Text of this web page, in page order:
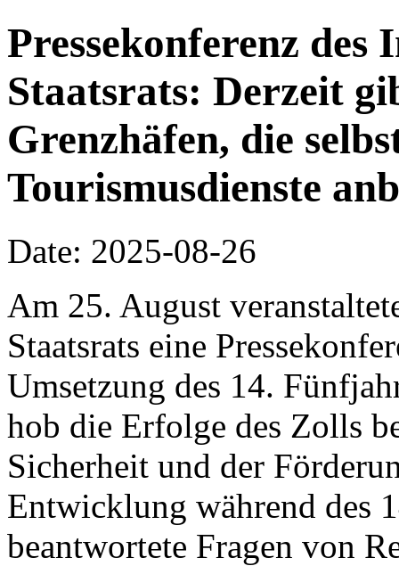
Pressekonferenz des
Staatsrats: Derzeit
Grenzhäfen, die
Tourismusdienste
Date: 2025-08-26
Am 25. August
Staatsrats eine
Umsetzung des 14.
hob die Erfolge des Zolls
Sicherheit und der
Entwicklung während des
beantwortete Fragen von